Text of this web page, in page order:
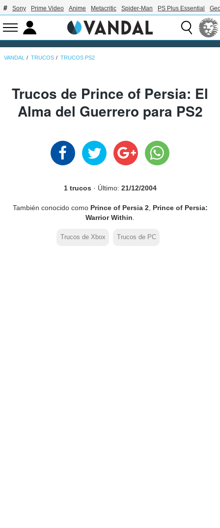
Sony Prime Video Anime Metacritic Spider-Man PS Plus Essential
VANDAL TRUCOS TRUCOS PS2
Trucos de Prince of Persia: El
Alma del Guerrero para PS2
1 trucos · Último: 21/12/2004
También conocido como Prince of Persia 2, Prince of Persia:
Warrior Within
Trucos de Xbox Trucos de PC